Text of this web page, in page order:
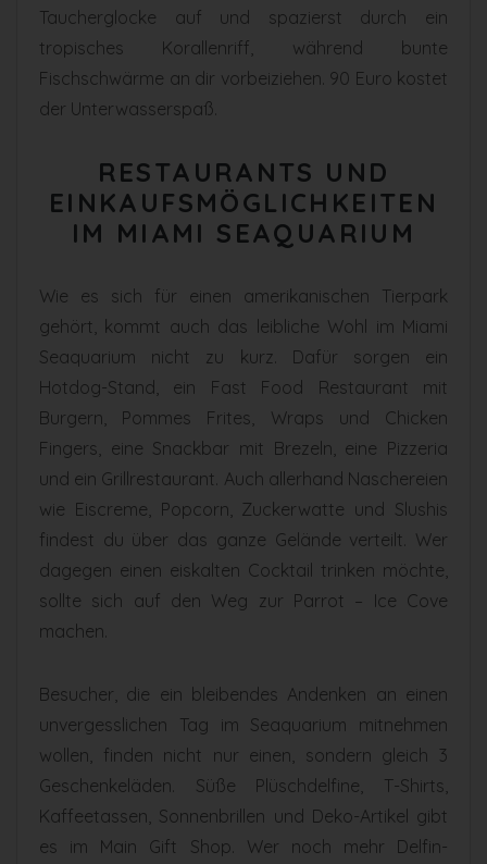
Taucherglocke auf und spazierst durch ein
tropisches Korallenriff, während bunte
Fischschwärme an dir vorbeiziehen. 90 Euro kostet
der Unterwasserspaß.
RESTAURANTS UND
EINKAUFSMÖGLICHKEITEN
IM MIAMI SEAQUARIUM
Wie es sich für einen amerikanischen Tierpark
gehört, kommt auch das leibliche Wohl im Miami
Seaquarium nicht zu kurz. Dafür sorgen ein
Hotdog-Stand, ein Fast Food Restaurant mit
Burgern, Pommes Frites, Wraps und Chicken
Fingers, eine Snackbar mit Brezeln, eine Pizzeria
und ein Grillrestaurant. Auch allerhand Naschereien
wie Eiscreme, Popcorn, Zuckerwatte und Slushis
findest du über das ganze Gelände verteilt. Wer
dagegen einen eiskalten Cocktail trinken möchte,
sollte sich auf den Weg zur Parrot – Ice Cove
machen.
Besucher, die ein bleibendes Andenken an einen
unvergesslichen Tag im Seaquarium mitnehmen
wollen, finden nicht nur einen, sondern gleich 3
Geschenkeläden. Süße Plüschdelfine, T-Shirts,
Kaffeetassen, Sonnenbrillen und Deko-Artikel gibt
es im Main Gift Shop. Wer noch mehr Delfin-